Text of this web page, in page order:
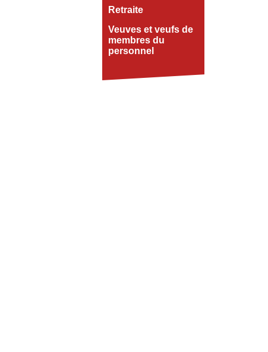
Retraite
Veuves et veufs de
membres du
personnel